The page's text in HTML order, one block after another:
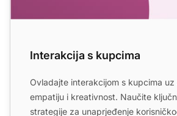
Interakcija s kupcima
Ovladajte interakcijom s kupcima uz
empatiju i kreativnost. Naučite
strategije za unaprjeđenje